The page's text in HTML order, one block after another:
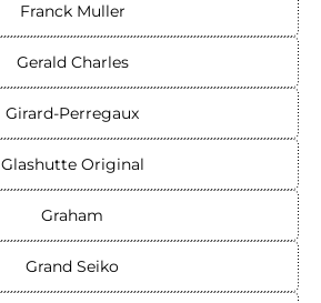
Franck Muller
Gerald Charles
Girard-Perregaux
Glashutte Original
Graham
Grand Seiko